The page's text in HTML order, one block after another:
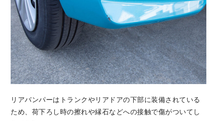
リアバンパーはトランクやリアドアの下部に装備されている
ため、荷下ろし時の擦れや縁石などへの接触で傷がついてし